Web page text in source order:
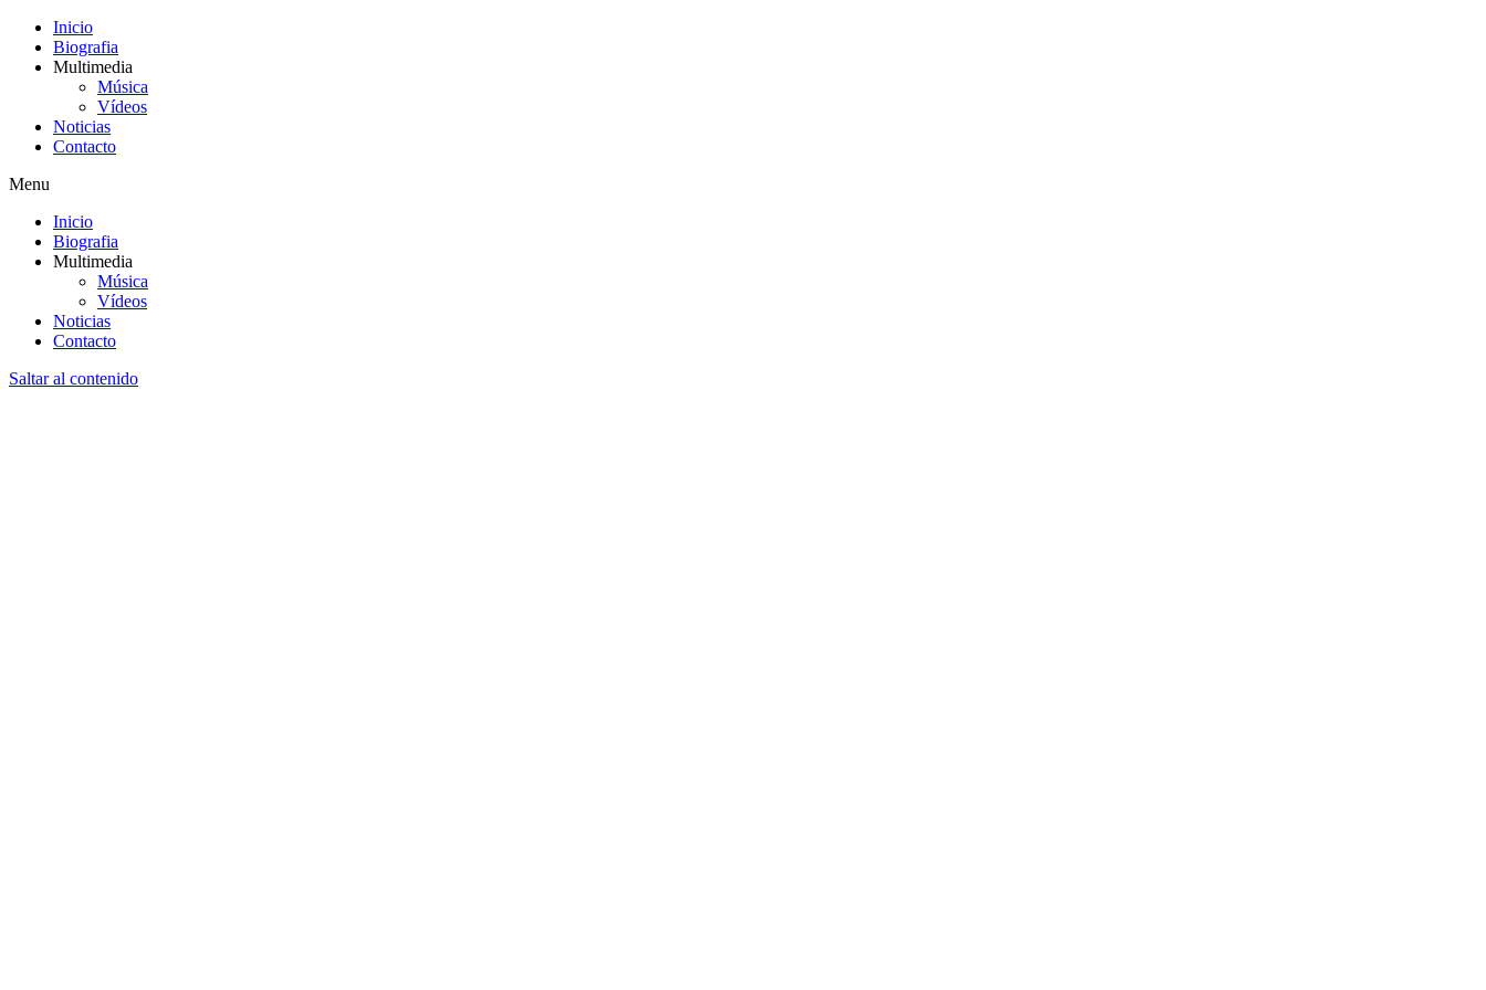
Inicio
Biografia
Multimedia
Música
Vídeos
Noticias
Contacto
Menu
Inicio
Biografia
Multimedia
Música
Vídeos
Noticias
Contacto
Saltar al contenido